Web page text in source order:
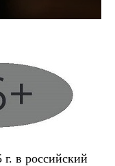
г. в российский